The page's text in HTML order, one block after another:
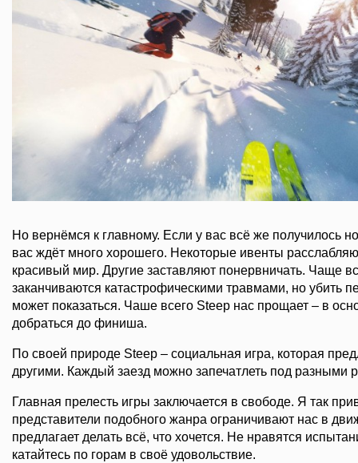
Но вернёмся к главному. Если у вас всё же получилось
вас ждёт много хорошего. Некоторые ивенты
красивый мир. Другие заставляют понервничать. Чаще
заканчиваются катастрофическими травмами, но убить
может показаться. Чаше всего Steep нас прощает – в
добраться до финиша.
По своей природе Steep – социальная игра, которая
другими. Каждый заезд можно запечатлеть под разными
Главная прелесть игры заключается в свободе. Я так
представители подобного жанра ограничивают нас в
предлагает делать всё, что хочется. Не нравятся
катайтесь по горам в своё удовольствие.